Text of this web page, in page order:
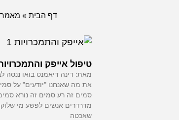
דף הבית»
טיפול אייפק
מאת: דינה דיאמנט בואו ננסה
את מה שאנחנו "יודעים" על
סמים זה רע סמים זה נורא
מדרדרים אנשים לפשע מי
שאכטה